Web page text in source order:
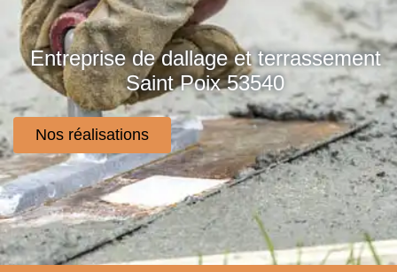
Entreprise de dallage et terrassement
Saint Poix 53540
Nos réalisations